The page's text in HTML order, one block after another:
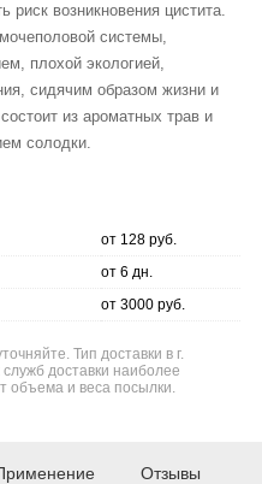
риск возникновения цистита.
системы,
плохой экологией,
сидячим образом жизни и
из ароматных трав и
солодки.
от 128 руб.
от 6 дн.
от 3000 руб.
Тип доставки в г.
доставки наиболее
объема и веса посылки.
Отзывы